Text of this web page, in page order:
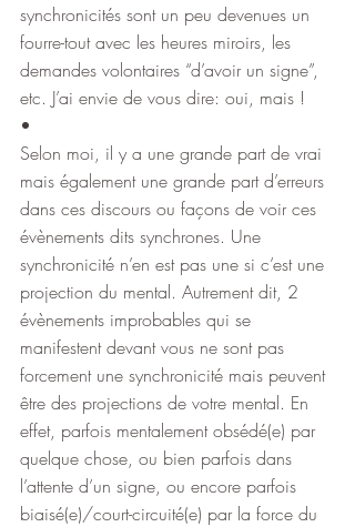
synchronicités sont un peu devenues un
fourre-tout avec les heures miroirs, les
demandes volontaires “d’avoir un signe”,
etc. J’ai envie de vous dire: oui, mais !
•
Selon moi, il y a une grande part de vrai
mais également une grande part d’erreurs
dans ces discours ou façons de voir ces
évènements dits synchrones. Une
synchronicité n’en est pas une si c’est une
projection du mental. Autrement dit, 2
évènements improbables qui se
manifestent devant vous ne sont pas
forcement une synchronicité mais peuvent
être des projections de votre mental. En
effet, parfois mentalement obsédé(e) par
quelque chose, ou bien parfois dans
l’attente d’un signe, ou encore parfois
biaisé(e)/court-circuité(e) par la force du